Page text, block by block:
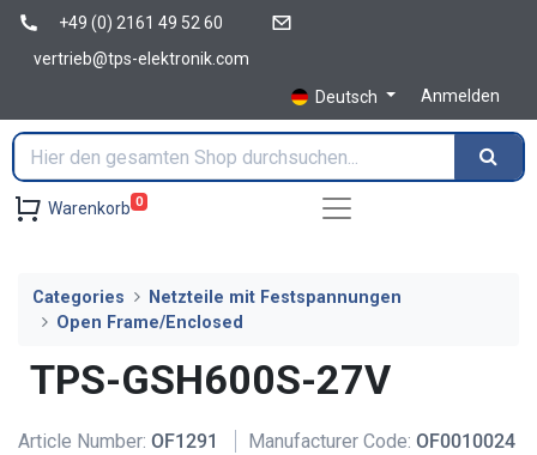
+49 (0) 2161 49 52 60
vertrieb@tps-elektronik.com
Deutsch
Anmelden
Warenkorb 0
Categories
Netzteile mit Festspannungen
Open Frame/Enclosed
TPS-GSH600S-27V
Article Number: OF1291 Manufacturer Code: OF0010024